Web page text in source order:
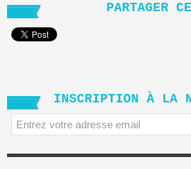
PARTAGER
INSCRIPTION À LA